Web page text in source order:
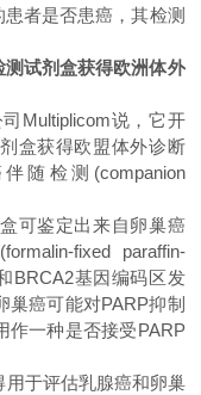
患者是否患癌，其检测
试剂盒获得欧洲体外
Multiplicom说，它开
盒获得欧盟体外诊断
随检测(companion
可鉴定出来自卵巢癌
fixed paraffin-
BRCA2基因编码区发
癌可能对PARP抑制
作一种是否接受PARP
于评估乳腺癌和卵巢